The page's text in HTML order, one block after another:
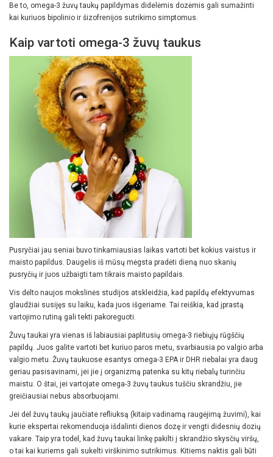
Be to, omega-3 žuvų taukų papildymas didelėmis dozėmis gali sumažinti
kai kuriuos bipolinio ir šizofrenijos sutrikimo simptomus.
Kaip vartoti omega-3 žuvų taukus
Pusryčiai jau seniai buvo tinkamiausias laikas vartoti bet kokius vaistus ir
maisto papildus. Daugelis iš mūsų mėgsta pradėti dieną nuo skanių
pusryčių ir juos užbaigti tam tikrais maisto papildais.
Vis dėlto naujos mokslinės studijos atskleidžia, kad papildų efektyvumas
glaudžiai susijęs su laiku, kada juos išgeriame. Tai reiškia, kad įprastą
vartojimo rutiną gali tekti pakoreguoti.
Žuvų taukai yra vienas iš labiausiai paplitusių omega-3 riebiųjų rūgščių
papildų. Juos galite vartoti bet kuriuo paros metu, svarbiausia po valgio arba
valgio metu. Žuvų taukuose esantys omega-3 EPA ir DHR riebalai yra daug
geriau pasisavinami, jei jie į organizmą patenka su kitų riebalų turinčiu
maistu. O štai, jei vartojate omega-3 žuvų taukus tuščiu skrandžiu, jie
greičiausiai nebus absorbuojami.
Jei dėl žuvų taukų jaučiate refliuksą (kitaip vadinamą raugėjimą žuvimi), kai
kurie ekspertai rekomenduoja išdalinti dienos dozę ir vengti didesnių dozių
vakare. Taip yra todėl, kad žuvų taukai linkę pakilti į skrandžio skysčių viršų,
o tai kai kuriems gali sukelti virškinimo sutrikimus. Kitiems naktis gali būti